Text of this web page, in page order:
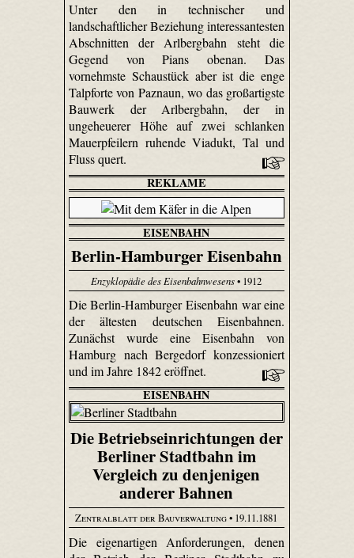
Unter den in technischer und
landschaftlicher Beziehung interessantesten
Abschnitten der Arlbergbahn steht die
Gegend von Pians obenan. Das
vornehmste Schaustück aber ist die enge
Talpforte von Paznaun, wo das großartigste
Bauwerk der Arlbergbahn, der in
ungeheuerer Höhe auf zwei schlanken
Mauerpfeilern ruhende Viadukt, Tal und
Fluss quert.
REKLAME
EISENBAHN
Berlin-Hamburger Eisenbahn
Enzyklopädie des Eisenbahnwesens• 1912
Die Berlin-Hamburger Eisenbahn war eine
der ältesten deutschen Eisenbahnen.
Zunächst wurde eine Eisenbahn von
Hamburg nach Bergedorf konzessioniert
und im Jahre 1842 eröffnet.
EISENBAHN
Die Betriebseinrichtungen der
Berliner Stadtbahn im
Vergleich zu denjenigen
anderer Bahnen
Zentralblatt der Bauverwaltung• 19.11.1881
Die eigenartigen Anforderungen, denen